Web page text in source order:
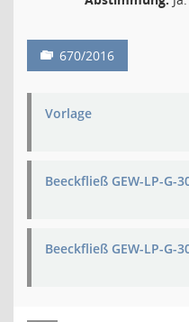
670/2016
Vorlage
Beeckfließ GEW-LP-G-
Beeckfließ GEW-LP-G-